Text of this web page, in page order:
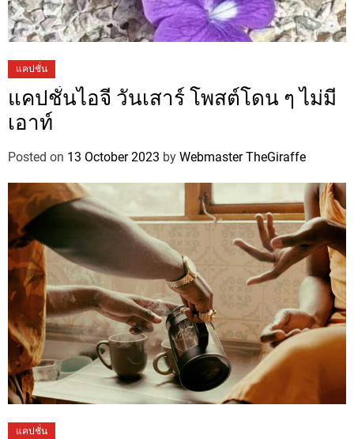
แคปชั่น
แคปชั่นไอจี วันเสาร์ โพสต์โดน ๆ ไม่มี
เอาท์
Posted on 13 October 2023 by Webmaster TheGiraffe
แคปชั่น